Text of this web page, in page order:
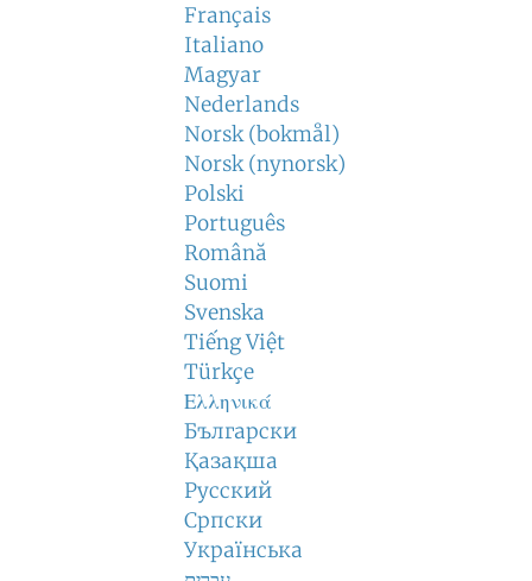
Français
Italiano
Magyar
Nederlands
Norsk (bokmål)
Norsk (nynorsk)
Polski
Português
Română
Suomi
Svenska
Tiếng Việt
Türkçe
Ελληνικά
Български
Қазақша
Русский
Српски
Українська